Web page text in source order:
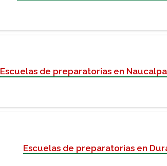
Escuelas de preparatorias en
Escuelas de preparatorias en